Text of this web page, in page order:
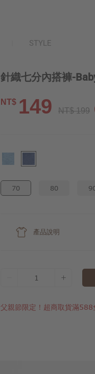
STYLE
針織七分內搭褲-
NT$ 149 NT$ 199
70 80
產品說明
1
父親節限定！超商取貨滿588